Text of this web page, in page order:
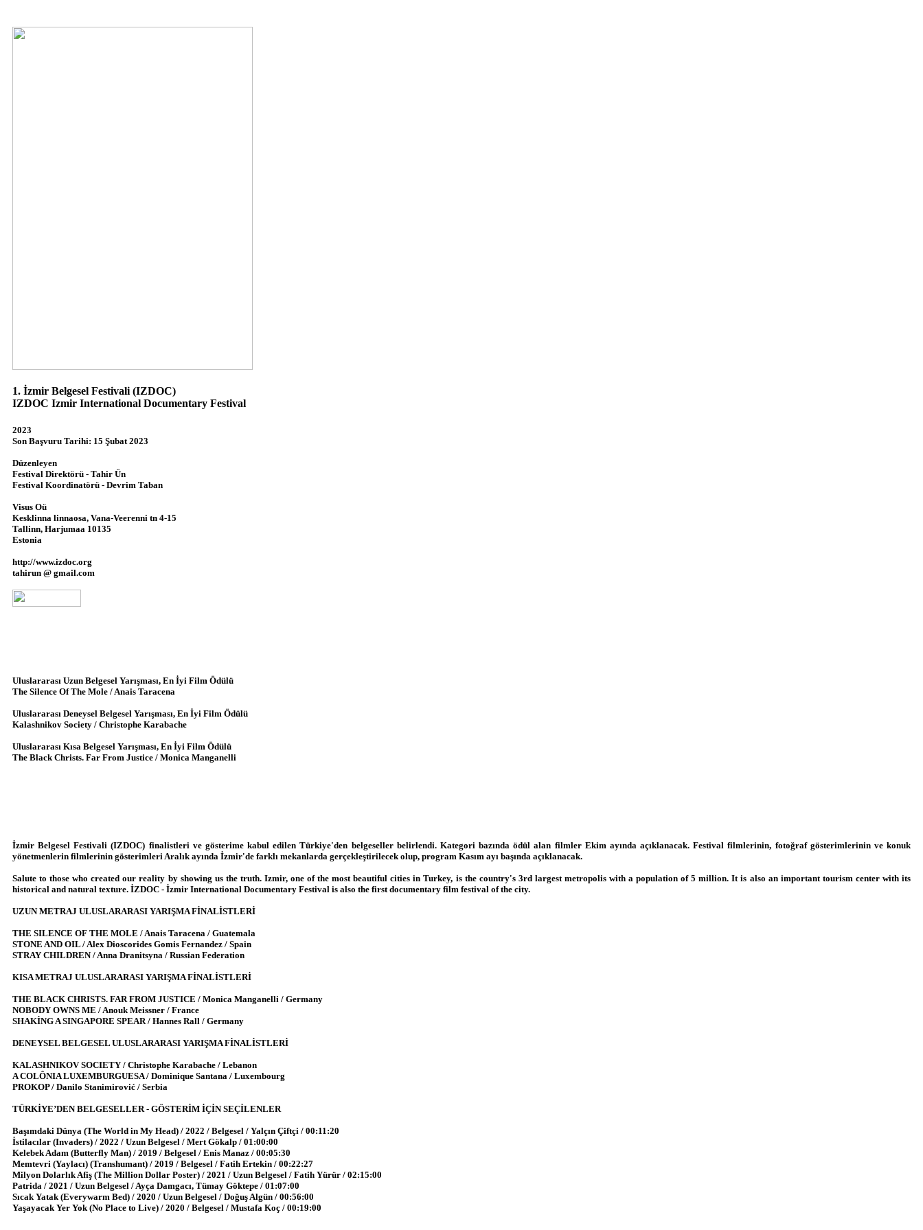
1. İzmir Belgesel Festivali (IZDOC)
IZDOC Izmir International Documentary Festival
2023
Son Başvuru Tarihi: 15 Şubat 2023
Düzenleyen
Festival Direktörü - Tahir Ün
Festival Koordinatörü - Devrim Taban
Visus Oü
Kesklinna linnaosa, Vana-Veerenni tn 4-15
Tallinn, Harjumaa 10135
Estonia
http://www.izdoc.org
tahirun @ gmail.com
Uluslararası Uzun Belgesel Yarışması, En İyi Film Ödülü
The Silence Of The Mole / Anais Taracena
Uluslararası Deneysel Belgesel Yarışması, En İyi Film Ödülü
Kalashnikov Society / Christophe Karabache
Uluslararası Kısa Belgesel Yarışması, En İyi Film Ödülü
The Black Christs. Far From Justice / Monica Manganelli
İzmir Belgesel Festivali (IZDOC) finalistleri ve gösterime kabul edilen Türkiye'den belgeseller belirlendi. Kategori bazında ödül alan filmler Ekim ayında açıklanacak. Festival filmlerinin, fotoğraf gösterimlerinin ve konuk
yönetmenlerin filmlerinin gösterimleri Aralık ayında İzmir'de farklı mekanlarda gerçekleştirilecek olup, program Kasım ayı başında açıklanacak.
Salute to those who created our reality by showing us the truth. Izmir, one of the most beautiful cities in Turkey, is the country's 3rd largest metropolis with a population of 5 million. It is also an important tourism center with its
historical and natural texture. İZDOC - İzmir International Documentary Festival is also the first documentary film festival of the city.
UZUN METRAJ ULUSLARARASI YARIŞMA FİNALİSTLERİ
THE SILENCE OF THE MOLE / Anais Taracena / Guatemala
STONE AND OIL / Alex Dioscorides Gomis Fernandez / Spain
STRAY CHILDREN / Anna Dranitsyna / Russian Federation
KISA METRAJ ULUSLARARASI YARIŞMA FİNALİSTLERİ
THE BLACK CHRISTS. FAR FROM JUSTICE / Monica Manganelli / Germany
NOBODY OWNS ME / Anouk Meissner / France
SHAKİNG A SINGAPORE SPEAR / Hannes Rall / Germany
DENEYSEL BELGESEL ULUSLARARASI YARIŞMA FİNALİSTLERİ
KALASHNIKOV SOCIETY / Christophe Karabache / Lebanon
A COLÔNIA LUXEMBURGUESA / Dominique Santana / Luxembourg
PROKOP / Danilo Stanimirović / Serbia
TÜRKİYE’DEN BELGESELLER - GÖSTERİM İÇİN SEÇİLENLER
Başımdaki Dünya (The World in My Head) / 2022 / Belgesel / Yalçın Çiftçi / 00:11:20
İstilacılar (Invaders) / 2022 / Uzun Belgesel / Mert Gökalp / 01:00:00
Kelebek Adam (Butterfly Man) / 2019 / Belgesel / Enis Manaz / 00:05:30
Memtevri (Yaylacı) (Transhumant) / 2019 / Belgesel / Fatih Ertekin / 00:22:27
Milyon Dolarlık Afiş (The Million Dollar Poster) / 2021 / Uzun Belgesel / Fatih Yürür / 02:15:00
Patrida / 2021 / Uzun Belgesel / Ayça Damgacı, Tümay Göktepe / 01:07:00
Sıcak Yatak (Everywarm Bed) / 2020 / Uzun Belgesel / Doğuş Algün / 00:56:00
Yaşayacak Yer Yok (No Place to Live) / 2020 / Belgesel / Mustafa Koç / 00:19:00